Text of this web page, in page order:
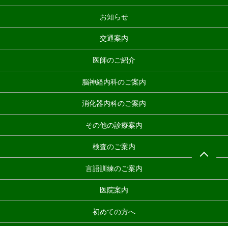
お知らせ
交通案内
医師のご紹介
脳神経内科のご案内
消化器内科のご案内
その他の診療案内
検査のご案内
言語訓練のご案内
医院案内
初めての方へ